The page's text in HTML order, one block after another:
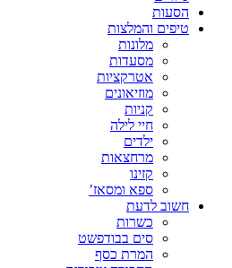
הסעות
טיפים והמלצות
מלונות
מסעדות
אטרקציות
מוזיאונים
קניות
חיי לילה
ילדים
מרחצאות
קזינו
ספא ומסאז’
חשוב לדעת
כשרות
סים בבודפשט
המרת כסף